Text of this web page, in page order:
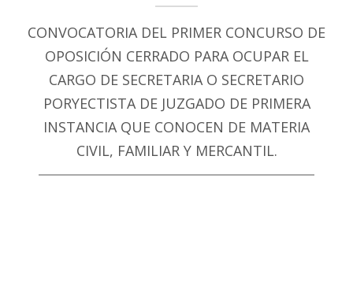
CONVOCATORIA DEL PRIMER CONCURSO DE
OPOSICIÓN CERRADO PARA OCUPAR EL
CARGO DE SECRETARIA O SECRETARIO
PORYECTISTA DE JUZGADO DE PRIMERA
INSTANCIA QUE CONOCEN DE MATERIA
CIVIL, FAMILIAR Y MERCANTIL.